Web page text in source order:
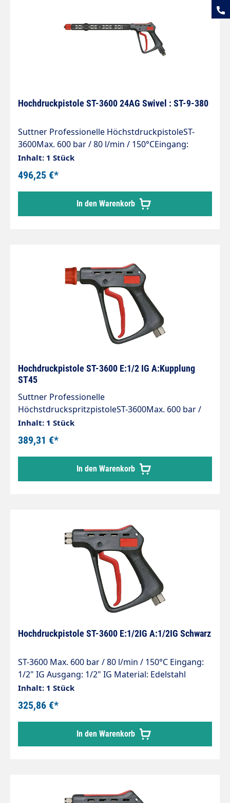
Hochdruckpistole ST-3600 24AG Swivel : ST-9-380
Suttner Professionelle HöchstdruckpistoleST-
3600Max. 600 bar / 80 l/min / 150°CEingang:
M24x1,5 AG drehbar (ST-740)Ausgang: M24x1,5 IG
(ST-740)Verlängerung 380 mm mit seitlichem Griff
ST-9Material: Edelstahl
Inhalt: 1 Stück
496,25 €*
In den Warenkorb
Hochdruckpistole ST-3600 E:1/2 IG A:Kupplung
ST45
Suttner Professionelle
HöchstdruckspritzpistoleST-3600Max. 600 bar /
80 l/min / 150°CEingang: 1/2" IGAusgang:
Kupplung ST-45-600Material: Edelstahl
Inhalt: 1 Stück
389,31 €*
In den Warenkorb
Hochdruckpistole ST-3600 E:1/2IG A:1/2IG Schwarz
ST-3600 Max. 600 bar / 80 l/min / 150°C Eingang:
1/2" IG Ausgang: 1/2" IG Material: Edelstahl
Inhalt: 1 Stück
325,86 €*
In den Warenkorb